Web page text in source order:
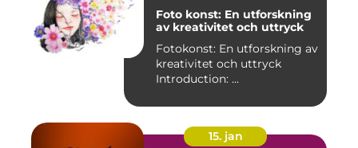
Foto konst: En utforskning
av kreativitet och uttryck
Fotokonst: En utforskning av
kreativitet och uttryck
Introduction: ...
15. jan